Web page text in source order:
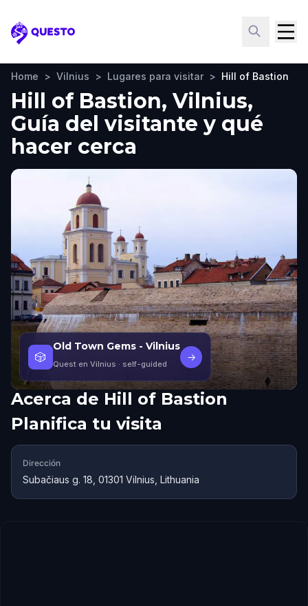
Questo
Home > Vilnius > Lugares para visitar > Hill of Bastion
Hill of Bastion, Vilnius,
Guía del visitante y qué
hacer cerca
🎲
Old Town Gems - Vilnius
Quest en Vilnius · self-guided
→
Acerca de Hill of Bastion
Planifica tu visita
Dirección
Subačiaus g. 18, 01301 Vilnius, Lithuania